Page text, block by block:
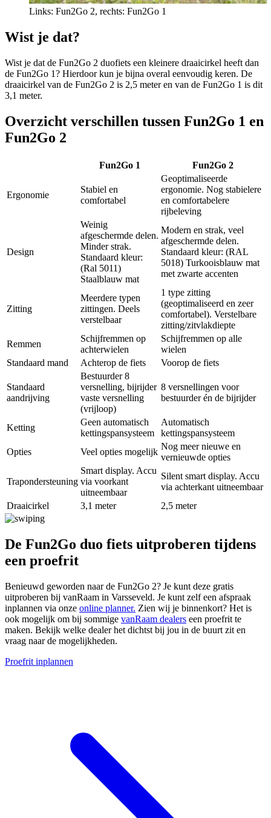
Links: Fun2Go 2, rechts: Fun2Go 1
Wist je dat?
Wist je dat de Fun2Go 2 duofiets een kleinere draaicirkel heeft dan
de Fun2Go 1? Hierdoor kun je bijna overal eenvoudig keren. De
draaicirkel van de Fun2Go 2 is 2,5 meter en van de Fun2Go 1 is dit
3,1 meter.
Overzicht verschillen tussen Fun2Go 1 en
Fun2Go 2
Fun2Go 1 Fun2Go 2
Ergonomie
Stabiel en
comfortabel
Geoptimaliseerde
ergonomie. Nog stabielere
en comfortabelere
rijbeleving
Design
Weinig
afgeschermde delen.
Minder strak.
Standaard kleur:
(Ral 5011)
Staalblauw mat
Modern en strak, veel
afgeschermde delen.
Standaard kleur: (RAL
5018) Turkooisblauw mat
met zwarte accenten
Zitting
Meerdere typen
zittingen. Deels
verstelbaar
1 type zitting
(geoptimaliseerd en zeer
comfortabel). Verstelbare
zitting/zitvlakdiepte
Remmen
Schijfremmen op
achterwielen
Schijfremmen op alle
wielen
Standaard mand
Achterop de fiets Voorop de fiets
Standaard
aandrijving
Bestuurder 8
versnelling, bijrijder
vaste versnelling
(vrijloop)
8 versnellingen voor
bestuurder én de bijrijder
Ketting
Geen automatisch
kettingspansysteem
Automatisch
kettingspansysteem
Opties
Veel opties mogelijk
Nog meer nieuwe en
vernieuwde opties
Trapondersteuning
Smart display. Accu
via voorkant
uitneembaar
Silent smart display. Accu
via achterkant uitneembaar
Draaicirkel
3,1 meter 2,5 meter
De Fun2Go duo fiets uitproberen tijdens
een proefrit
Benieuwd geworden naar de Fun2Go 2? Je kunt deze gratis
uitproberen bij vanRaam in Varsseveld. Je kunt zelf een afspraak
inplannen via onze online planner. Zien wij je binnenkort? Het is
ook mogelijk om bij sommige vanRaam dealers een proefrit te
maken. Bekijk welke dealer het dichtst bij jou in de buurt zit en
vraag naar de mogelijkheden.
Proefrit inplannen